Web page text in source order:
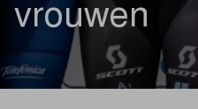
vrouwen